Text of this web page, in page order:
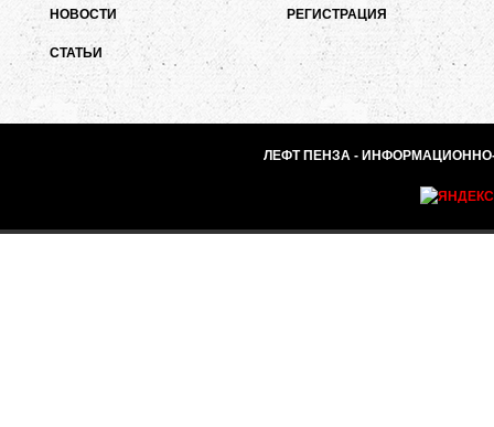
НОВОСТИ
СТАТЬИ
РЕГИСТРАЦИЯ
ЛЕФТ ПЕНЗА - ИНФОРМАЦИОННО-